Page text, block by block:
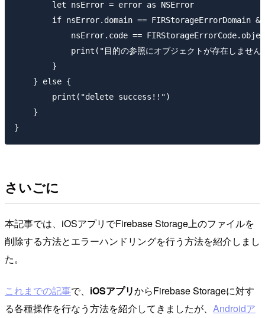
        let nsError = error as NSError
        if nsError.domain == FIRStorageErrorDomain &&
nsError.code ==
print("目的の参照にオブジェクトが存在しません
        }
    } else {
        print("delete success!!")
    }
さいごに
本記事では、iOSアプリでFirebase Storage上のファイルを
削除する方法とエラーハンドリングを行う方法を紹介しまし
た。
これまでの記事で、 iOSアプリからFirebase Storageに対す
る各種操作を行なう方法を紹介してきましたが、 Androidア